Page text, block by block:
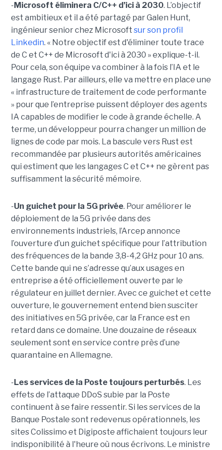
- Microsoft éliminera C/C++ d’ici à 2030. L’objectif
est ambitieux et il a été partagé par Galen Hunt,
ingénieur senior chez Microsoft sur son profil
Linkedin. « Notre objectif est d'éliminer toute trace
de C et C++ de Microsoft d'ici à 2030 » explique-t-il.
Pour cela, son équipe va combiner à la fois l’IA et le
langage Rust. Par ailleurs, elle va mettre en place une
« infrastructure de traitement de code performante
» pour que l’entreprise puissent déployer des agents
IA capables de modifier le code à grande échelle. A
terme, un développeur pourra changer un million de
lignes de code par mois. La bascule vers Rust est
recommandée par plusieurs autorités américaines
qui estiment que les langages C et C++ ne gèrent pas
suffisamment la sécurité mémoire.
-Un guichet pour la 5G privée. Pour améliorer le
déploiement de la 5G privée dans des
environnements industriels, l’Arcep annonce
l’ouverture d’un guichet spécifique pour l’attribution
des fréquences de la bande 3,8-4,2 GHz pour 10 ans.
Cette bande qui ne s’adresse qu’aux usages en
entreprise a été officiellement ouverte par le
régulateur en juillet dernier. Avec ce guichet et cette
ouverture, le gouvernement entend bien susciter
des initiatives en 5G privée, car la France est en
retard dans ce domaine. Une douzaine de réseaux
seulement sont en service contre près d’une
quarantaine en Allemagne.
- Les services de la Poste toujours perturbés. Les
effets de l’attaque DDoS subie par la Poste
continuent à se faire ressentir. Si les services de la
Banque Postale sont redevenus opérationnels, les
sites Colissimo et Digiposte affichaient toujours leur
indisponibilité à l'heure où nous écrivons. Le ministre